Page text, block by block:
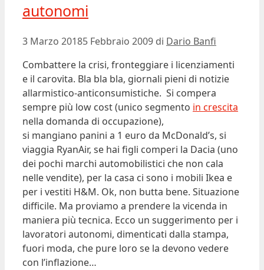
autonomi
3 Marzo 20185 Febbraio 2009 di Dario Banfi
Combattere la crisi, fronteggiare i licenziamenti
e il carovita. Bla bla bla, giornali pieni di notizie
allarmistico-anticonsumistiche. Si compera
sempre più low cost (unico segmento in crescita
nella domanda di occupazione),
si mangiano panini a 1 euro da McDonald’s, si
viaggia RyanAir, se hai figli comperi la Dacia (uno
dei pochi marchi automobilistici che non cala
nelle vendite), per la casa ci sono i mobili Ikea e
per i vestiti H&M. Ok, non butta bene. Situazione
difficile. Ma proviamo a prendere la vicenda in
maniera più tecnica. Ecco un suggerimento per i
lavoratori autonomi, dimenticati dalla stampa,
fuori moda, che pure loro se la devono vedere
con l’inflazione…